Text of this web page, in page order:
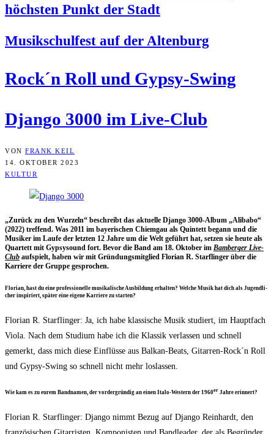
höchs­ten Punkt der Stadt
Musik­schul­fest auf der Altenburg
Rock´n Roll und Gypsy-Swing
Djan­go 3000 im Live-Club
VON FRANK KEIL
14. OKTOBER 2023
KULTUR
„Zurück zu den Wur­zeln“ beschreibt das aktu­el­le Djan­go 3000-Album „Ali­b­abo“
(2022) tref­fend. Was 2011 im baye­ri­schen Chiem­gau als Quin­tett begann und die
Musi­ker im Lau­fe der letz­ten 12 Jah­re um die Welt geführt hat, set­zen sie heu­te als
Quar­tett mit Gyp­sy­sound fort. Bevor die Band am 18. Okto­ber im Bam­ber­ger Live-
Club auf­spielt, haben wir mit Grün­dungs­mit­glied Flo­ri­an R. Starf­lin­ger über die
Kar­rie­re der Grup­pe gesprochen.
Flo­ri­an, hast du eine pro­fes­sio­nel­le musi­ka­li­sche Aus­bil­dung erhal­ten? Wel­che Musik hat dich als Jugend­li­
cher inspi­riert, spä­ter eine eige­ne Kar­rie­re zu starten?
Flo­ri­an R. Starf­lin­ger: Ja, ich habe klas­si­sche Musik stu­diert, im Haupt­fach
Vio­la. Nach dem Stu­di­um habe ich die Klas­sik ver­las­sen und schnell
gemerkt, dass mich die­se Ein­flüs­se aus Bal­kan-Beats, Gitarren-Rock´n Roll
und Gypsy-Swing so schnell nicht mehr loslassen.
Wie kam es zu eurem Band­na­men, der vor­der­grün­dig an einen Italo-Wes­tern der 1960er Jah­re erinnert?
Flo­ri­an R. Starf­lin­ger: Djan­go nimmt Bezug auf Djan­go Rein­hardt, den